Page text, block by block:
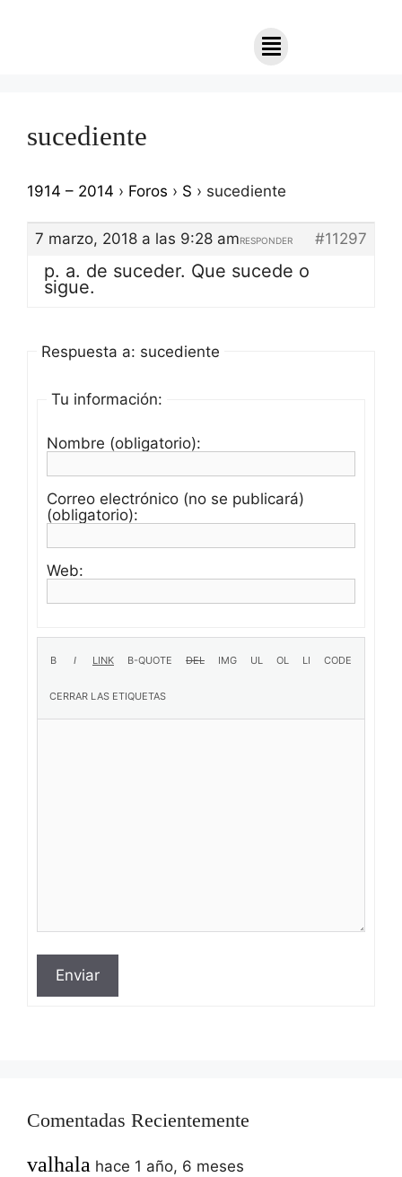
sucediente
1914 – 2014 › Foros › S › sucediente
7 marzo, 2018 a las 9:28 am #11297
RESPONDER
p. a. de suceder. Que sucede o
sigue.
Respuesta a: sucediente
Tu información:
Nombre (obligatorio):
Correo electrónico (no se publicará)
(obligatorio):
Web:
Enviar
Comentadas Recientemente
valhala hace 1 año, 6 meses